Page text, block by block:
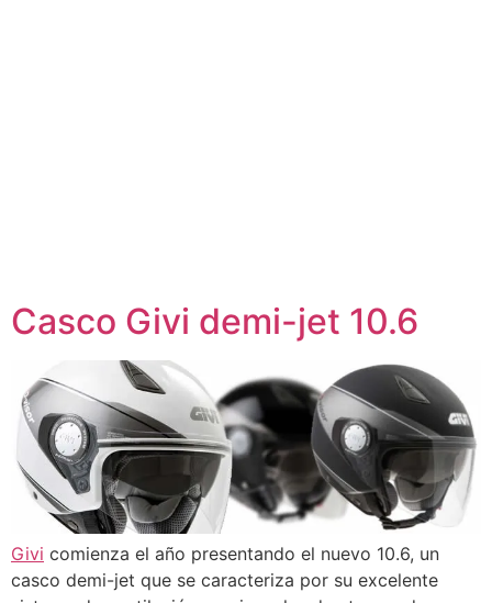
Casco Givi demi-jet 10.6
Givi comienza el año presentando el nuevo 10.6, un
casco demi-jet que se caracteriza por su excelente